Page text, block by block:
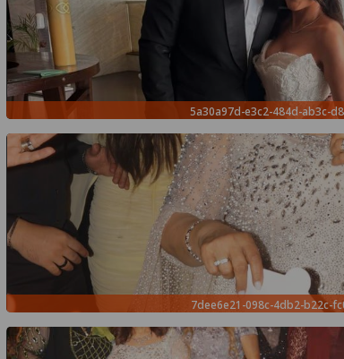
5a30a97d-e3c2-484d-ab3c-
7dee6e21-098c-4db2-b22c-